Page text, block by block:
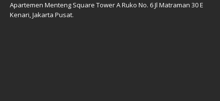
Apartemen Menteng Square Tower A Ruko No. 6 Jl Matraman 30 E
Kenari, Jakarta Pusat.